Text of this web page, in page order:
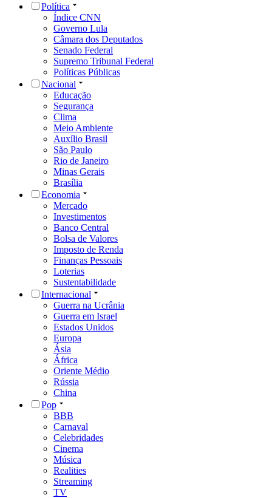
Política
Índice CNN
Governo Lula
Câmara dos Deputados
Senado Federal
Supremo Tribunal Federal
Políticas Públicas
Nacional
Educação
Segurança
Clima
Meio Ambiente
Auxílio Brasil
São Paulo
Rio de Janeiro
Minas Gerais
Brasília
Economia
Mercado
Investimentos
Banco Central
Bolsa de Valores
Imposto de Renda
Finanças Pessoais
Loterias
Sustentabilidade
Internacional
Guerra na Ucrânia
Guerra em Israel
Estados Unidos
Europa
Ásia
África
Oriente Médio
Rússia
China
Pop
BBB
Carnaval
Celebridades
Cinema
Música
Realities
Streaming
TV